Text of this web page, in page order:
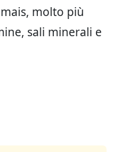
molto più
sali minerali e